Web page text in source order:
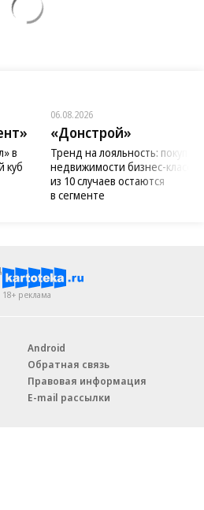
в
куб
06.08.2026
«Донстрой»
Тренд на лояльность:
недвижимости бизнес-класса
из 10 случаев остаются
в сегменте
18+ реклама
Android
Обратная связь
Правовая информация
E-mail рассылки